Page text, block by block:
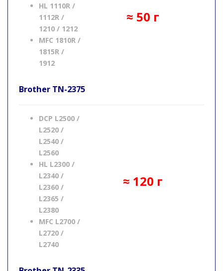
HL 1110R /
1112R /
1210 / 1212
MFC 1810R /
1815R /
1912
≈ 50 г
Brother TN-2375
DCP L2500 /
L2520 /
L2540 /
L2560
HL L2300 /
L2340 /
L2360 /
L2365 /
L2380
MFC L2700 /
L2720 /
L2740
≈ 120 г